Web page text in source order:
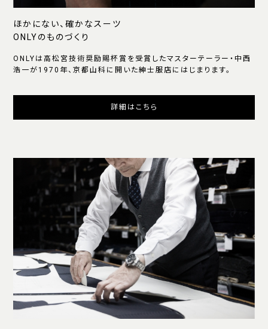
ほかにない、確かなスーツ
ONLYのものづくり
ONLYは高松宮技術奨励賜杯賞を受賞したマスターテーラー・中西
浩一が1970年、京都山科に開いた紳士服店にはじまります。
詳細はこちら